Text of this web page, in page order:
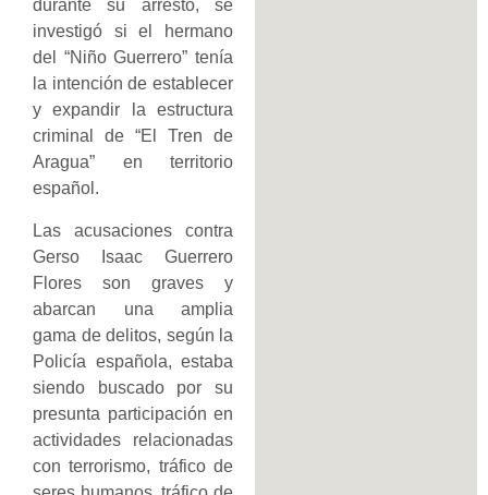
durante su arresto, se
investigó si el hermano
del “Niño Guerrero” tenía
la intención de establecer
y expandir la estructura
criminal de “El Tren de
Aragua” en territorio
español.
Las acusaciones contra
Gerso Isaac Guerrero
Flores son graves y
abarcan una amplia
gama de delitos, según la
Policía española, estaba
siendo buscado por su
presunta participación en
actividades relacionadas
con terrorismo, tráfico de